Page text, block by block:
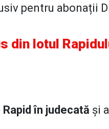
pentru abonații
din lotul
în judecată și